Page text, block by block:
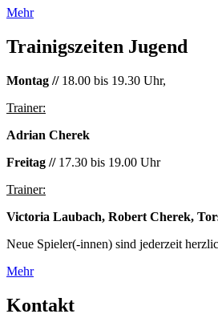
Mehr
Trainigszeiten Jugend
Montag //18.00 bis 19.30 Uhr,
Trainer:
Adrian Cherek
Freitag //17.30 bis 19.00 Uhr
Trainer:
Victoria Laubach, Robert Cherek,
Neue Spieler(-innen) sind jederzeit
Mehr
Kontakt